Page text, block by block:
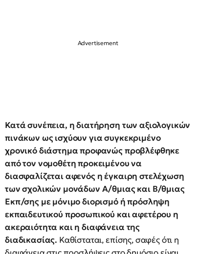
Κατά συνέπεια, η διατήρηση των αξιολογικών
πινάκων ως ισχύουν για συγκεκριμένο
χρονικό διάστημα προφανώς προβλέφθηκε
από τον νομοθέτη προκειμένου να
διασφαλίζεται αφενός η έγκαιρη στελέχωση
των σχολικών μονάδων Α/θμιας και Β/θμιας
Εκπ/σης με μόνιμο διορισμό ή πρόσληψη
εκπαιδευτικού προσωπικού και αφετέρου η
ακεραιότητα και η διαφάνεια της
διαδικασίας. Καθίσταται, επίσης, σαφές ότι η